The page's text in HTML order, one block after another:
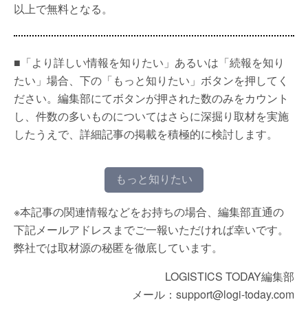
以上で無料となる。
■「より詳しい情報を知りたい」あるいは「続報を知り
たい」場合、下の「もっと知りたい」ボタンを押してく
ださい。編集部にてボタンが押された数のみをカウント
し、件数の多いものについてはさらに深掘り取材を実施
したうえで、詳細記事の掲載を積極的に検討します。
もっと知りたい
※本記事の関連情報などをお持ちの場合、編集部直通の
下記メールアドレスまでご一報いただければ幸いです。
弊社では取材源の秘匿を徹底しています。
LOGISTICS TODAY編集部
メール：support@logi-today.com